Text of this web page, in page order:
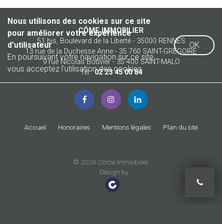
Nous utilisons des cookies sur ce site
pour améliorer votre expérience
d'utilisateur
En poursuivant votre navigation sur ce site,
vous acceptez l'utilisation des cookies.
OK
CÔME IMMOBILIER
51 bis, Boulevard de la Liberté - 35000 RENNES
13 rue de la Duchesse Anne - 35 760 SAINT-GRÉGOIRE
9 rue Nicolas Bouvier - 35 400 SAINT-MALO
Tél :02 23 45 00 84
Accueil Honoraires Mentions légales Plan du site
© 2026 Côme Immobilier
Design by